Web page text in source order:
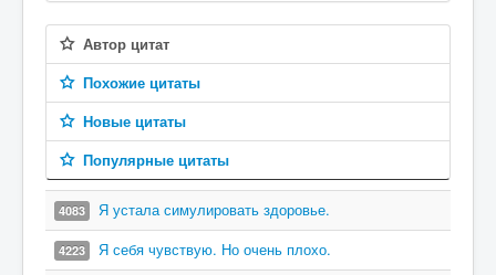
Автор цитат
Похожие цитаты
Новые цитаты
Популярные цитаты
4083 Я устала симулировать здоровье.
4223 Я себя чувствую. Но очень плохо.